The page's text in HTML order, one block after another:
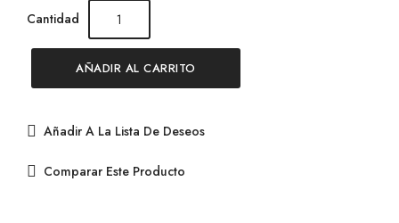
Cantidad
AÑADIR AL CARRITO
Añadir A La Lista De Deseos
Comparar Este Producto